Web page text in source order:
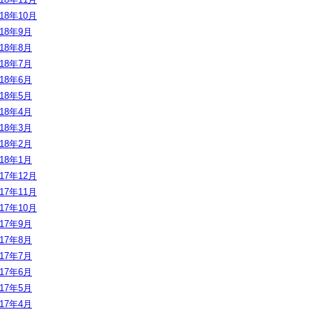
年10月
年9月
年8月
年7月
年6月
年5月
年4月
年3月
年2月
年1月
年12月
年11月
年10月
年9月
年8月
年7月
年6月
年5月
年4月